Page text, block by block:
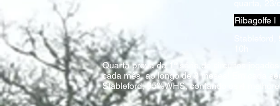
Ribagolfe I
Quarta prova da 1ª série de circuitos jogados
cada mês, ao longo de 3 meses! Em cada
Stableford, 95%WHS, contando os 4